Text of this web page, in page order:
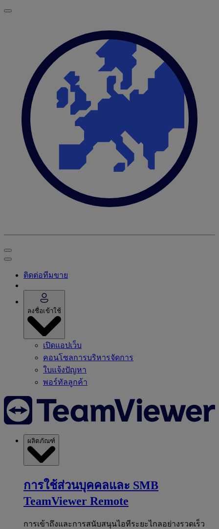
ติดต่อทีมขาย
ลงชื่อเข้าใช้
เปิดแอปเว็บ
คอนโซลการบริหารจัดการ
ใบแจ้งปัญหา
พอร์ทัลลูกค้า
ผลิตภัณฑ์
การใช้ส่วนบุคคลและ SMB
TeamViewer Remote
การเข้าถึงและการสนับสนุนไอทีระยะไกลอย่างรวดเร็ว